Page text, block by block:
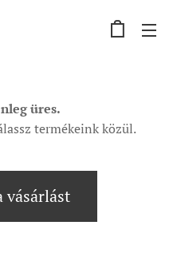
üres.
termékeink közül.
vásárlást